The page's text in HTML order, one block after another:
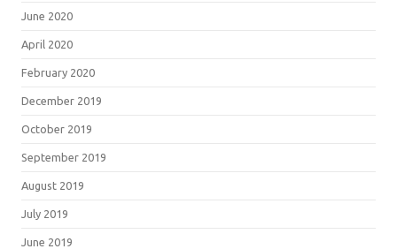
June 2020
April 2020
February 2020
December 2019
October 2019
September 2019
August 2019
July 2019
June 2019